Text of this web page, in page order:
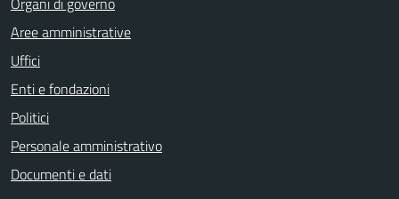
Aree amministrative
Uffici
Enti e fondazioni
Politici
Personale amministrativo
Documenti e dati